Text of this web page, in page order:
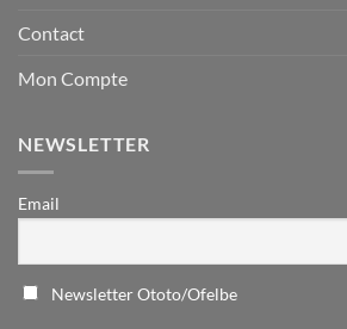
Contact
Mon Compte
NEWSLETTER
Email
Newsletter Ototo/Ofelbe